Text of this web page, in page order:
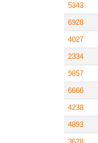
5343
6928
4027
2334
9857
6666
4238
4893
3628